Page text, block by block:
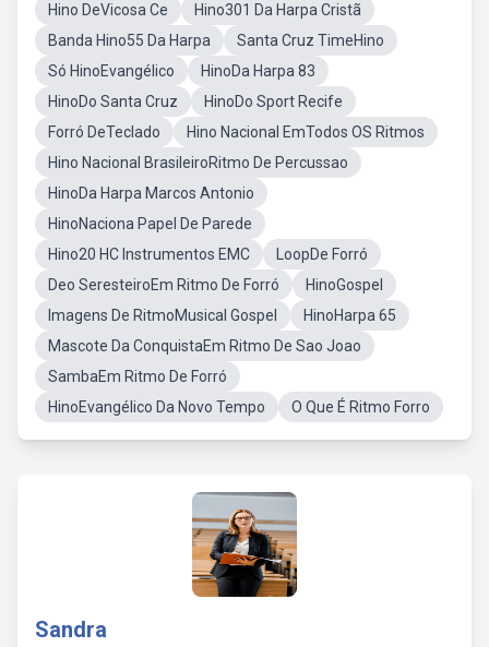
Hino DeVicosa Ce
Hino301 Da Harpa Cristã
Banda Hino55 Da Harpa
Santa Cruz TimeHino
Só HinoEvangélico
HinoDa Harpa 83
HinoDo Santa Cruz
HinoDo Sport Recife
Forró DeTeclado
Hino Nacional EmTodos OS Ritmos
Hino Nacional BrasileiroRitmo De Percussao
HinoDa Harpa Marcos Antonio
HinoNaciona Papel De Parede
Hino20 HC Instrumentos EMC
LoopDe Forró
Deo SeresteiroEm Ritmo De Forró
HinoGospel
Imagens De RitmoMusical Gospel
HinoHarpa 65
Mascote Da ConquistaEm Ritmo De Sao Joao
SambaEm Ritmo De Forró
HinoEvangélico Da Novo Tempo
O Que É Ritmo Forro
Sandra